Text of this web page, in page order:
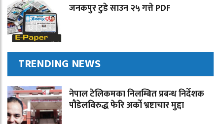
जनकपुर टुडे साउन २५ गत्ते PDF
TRENDING NEWS
नेपाल टेलिकमका निलम्बित प्रबन्ध निर्देशक
पौडेलविरुद्ध फेरि अर्को भ्रष्टाचार मुद्दा